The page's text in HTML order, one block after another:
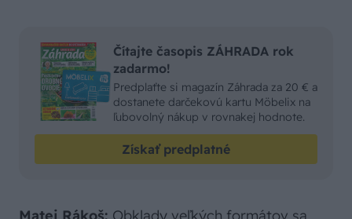
Čítajte časopis ZÁHRADA rok
zadarmo!
Predplaťte si magazín Záhrada za 20 € a
dostanete darčekovú kartu Möbelix na
ľubovolný nákup v rovnakej hodnote.
Získať predplatné
Matej Rákoš: Obklady veľkých formátov sa